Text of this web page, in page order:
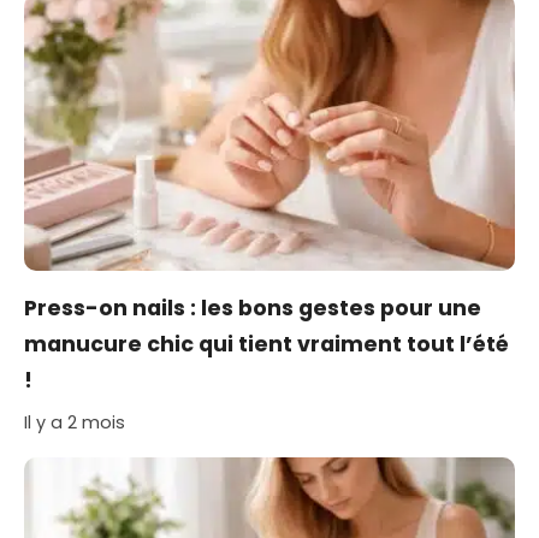
Press-on nails : les bons gestes pour une
manucure chic qui tient vraiment tout l’été
!
Il y a 2 mois